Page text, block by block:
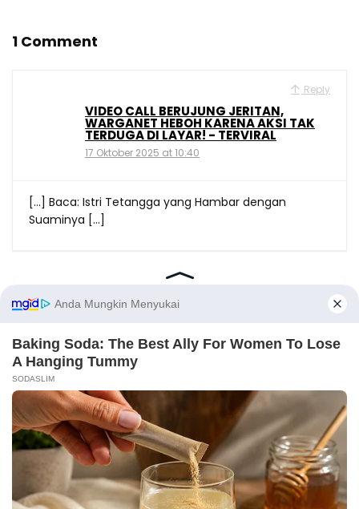
1 Comment
Reply
VIDEO CALL BERUJUNG JERITAN,
WARGANET HEBOH KARENA AKSI TAK
TERDUGA DI LAYAR! - TERVIRAL
17 Oktober 2025 at 10:40
[…] Baca: Istri Tetangga yang Hambar dengan
Suaminya […]
LEAVE A REPLY
X